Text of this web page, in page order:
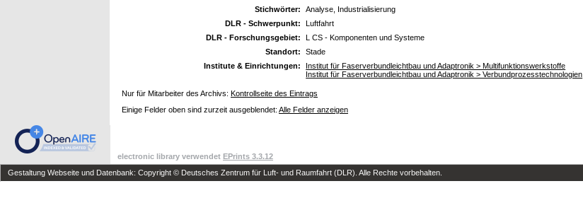
Stichwörter:
Analyse, Industrialisierung
DLR - Schwerpunkt:
Luftfahrt
DLR - Forschungsgebiet:
L CS - Komponenten und Systeme
Standort:
Stade
Institute & Einrichtungen:
Institut für Faserverbundleichtbau und Adaptronik > Multifunktionswerkstoffe
Institut für Faserverbundleichtbau und Adaptronik > Verbundprozesstechnologien
Nur für Mitarbeiter des Archivs: Kontrollseite des Eintrags
Einige Felder oben sind zurzeit ausgeblendet: Alle Felder anzeigen
electronic library verwendet EPrints 3.3.12
Gestaltung Webseite und Datenbank: Copyright © Deutsches Zentrum für Luft- und Raumfahrt (DLR). Alle Rechte vorbehalten.